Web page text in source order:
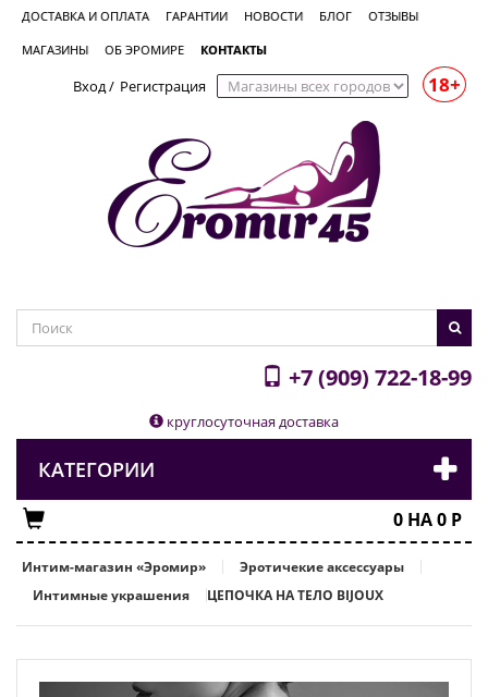
ДОСТАВКА И ОПЛАТА ГАРАНТИИ НОВОСТИ БЛОГ ОТЗЫВЫ
МАГАЗИНЫ ОБ ЭРОМИРЕ КОНТАКТЫ
Вход/ Регистрация 18+
+7 (909) 722-18-99
круглосуточная доставка
КАТЕГОРИИ
0 НА0 Р
Интим-магазин «Эромир»
Эротичекие аксессуары
Интимные украшения
ЦЕПОЧКА НА ТЕЛО BIJOUX